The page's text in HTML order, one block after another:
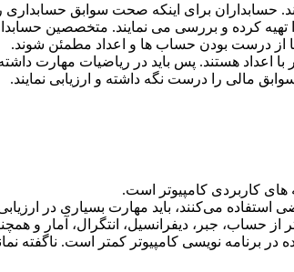
برای اینکه صحت سوابق حسابداری را
کرده و بررسی می نمایند. متخصصین
از درست بودن حساب ها و اعداد مطمئن شوند.
اعداد هستند. پس باید در ریاضیات مهارت
مالی را درست نگه داشته و ارزیابی نمایند.
های کاربردی کامپیوتر است.
می‌کنند، باید مهارت بسیاری در
حساب، جبر، دیفرانسیل، انتگرال، آمار و
برنامه نویسی کامپیوتر کمتر است. ناگفته